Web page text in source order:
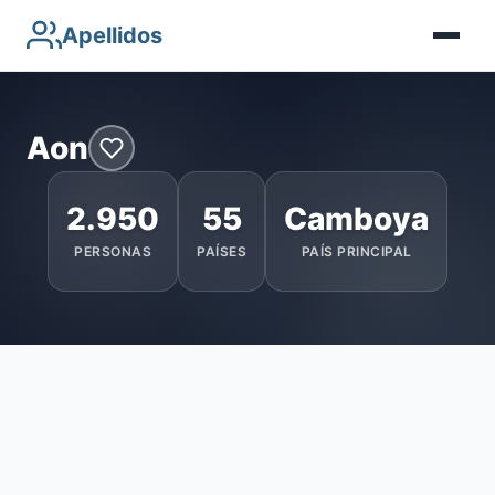
Apellidos
Aon
2.950
PERSONAS
55
PAÍSES
Camboya
PAÍS PRINCIPAL